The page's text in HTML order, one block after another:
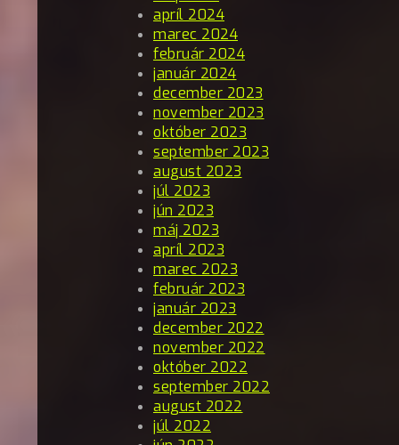
apríl 2024
marec 2024
február 2024
január 2024
december 2023
november 2023
október 2023
september 2023
august 2023
júl 2023
jún 2023
máj 2023
apríl 2023
marec 2023
február 2023
január 2023
december 2022
november 2022
október 2022
september 2022
august 2022
júl 2022